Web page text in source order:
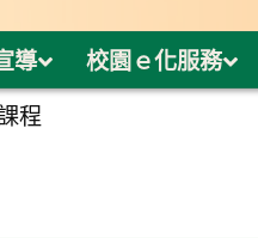
導 校園ｅ化服務
程